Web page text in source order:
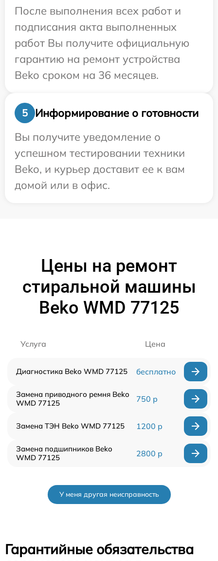
После выполнения всех работ и
подписания акта выполненных
работ Вы получите официальную
гарантию на ремонт устройства
Beko сроком на 36 месяцев.
5
Информирование о готовности
Вы получите уведомление о
успешном тестировании техники
Beko, и курьер доставит ее к вам
домой или в офис.
Цены на ремонт
стиральной машины
Beko WMD 77125
Услуга Цена
Диагностика Beko WMD 77125 бесплатно
Замена приводного ремня Beko
WMD 77125
750 р
Замена ТЭН Beko WMD 77125 1200 р
Замена подшипников Beko
WMD 77125
2800 р
У меня другая неисправность
Гарантийные обязательства